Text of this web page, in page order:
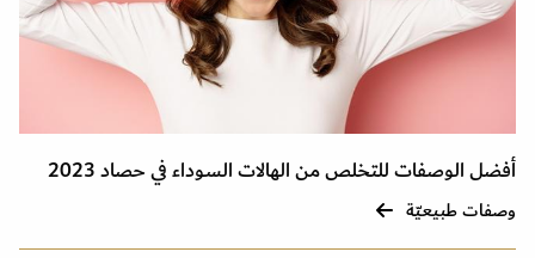
أفضل الوصفات للتخلص من الهالات السوداء في حصاد 2023
وصفات طبيعيّة